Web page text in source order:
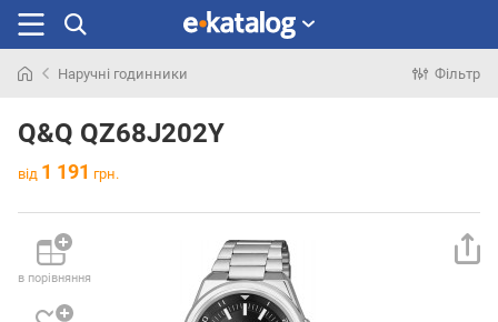
раніше
Наручні годинники Фільтр
Q&Q QZ68J202Y
від 1 191 грн.
в порівняння